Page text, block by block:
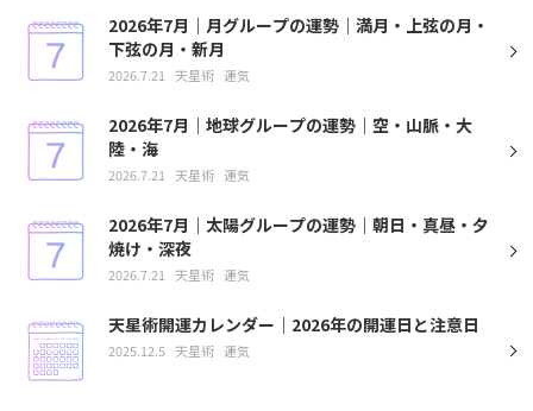
2026年7月｜月グループの運勢｜満月・上弦の月・
下弦の月・新月
2026.7.21 天星術 運気
2026年7月｜地球グループの運勢｜空・山脈・大
陸・海
2026.7.21 天星術 運気
2026年7月｜太陽グループの運勢｜朝日・真昼・夕
焼け・深夜
2026.7.21 天星術 運気
天星術開運カレンダー｜2026年の開運日と注意日
2025.12.5 天星術 運気